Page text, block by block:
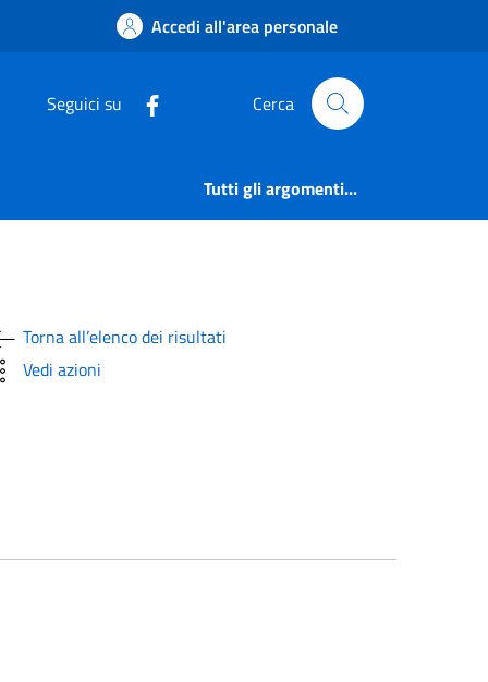
Accedi all'area personale
Seguici su Cerca
Tutti gli argomenti...
Torna all’elenco dei risultati
Vedi azioni